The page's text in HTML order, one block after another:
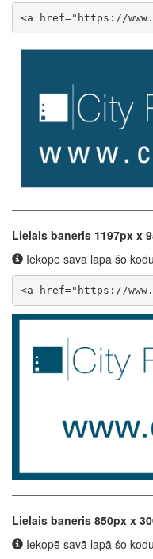
<a href="https://
Lielais baneris 1197px x
Iekopē savā lapā šo kodu
<a href="https://
Lielais baneris 850px x
Iekopē savā lapā šo kodu